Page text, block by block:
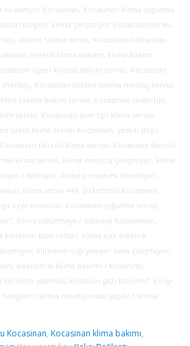
akıtıyor Kocasinan, Kocasinan klima soğutma
bölgesi, klima çalışmıyor Kocasinan servis,
sökme takma servis, Kocasinan klimacılar,
senelik klima bakımı, klima bakım
işyeri kliması bakım servisi, Kocasinan
Kocasinan sökme takma montaj servisi,
takma bakım servisi, Kocasinan tavan tipi
servisi, Kocasinan avm tipi klima servisi,
yakın klima servisi Kocasinan, yetkili değil
fancoil klima servisi, Kocasinan fancoil
klima servisi, klima motoru çalışmıyor, klima
/ ısıtmıyor, klima pervanesi dönmiyor,
klima servis 444. Şirketimiz Kocasinan
özel servisidir, Kocasinan soğutma servisi,
klima soğutmaya / ısıtmaya başlamıyor,
tasarrufları, klima çok elektrik
klimanın ışığı yanıyor ama çalışmıyor,
ekonomik klima bakımı / kullanımı,
terleme yapması, klimanın gazı bitermi?, en iyi
montajı nasıl yapılır?, klima
Kocasinan, Kocasinan klima bakımı,